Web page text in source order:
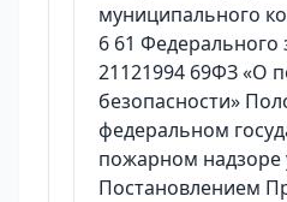
муниципального
6 61 Федерального
21121994 69ФЗ «О
безопасности»
федеральном
пожарном надзоре
Постановлением